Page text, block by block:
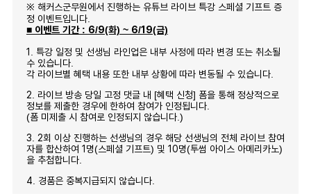
※ 해커스군무원에서 진행하는 유튜브 라이브 특강 스페셜 기프트 증
정 이벤트입니다.
■ 이벤트 기간 : 6/9(화) ~ 6/19(금)
1. 특강 일정 및 선생님 라인업은 내부 사정에 따라 변경 또는 취소될
수 있습니다.
각 라이브별 혜택 내용 또한 내부 상황에 따라 변동될 수 있습니다.
2. 라이브 방송 당일 고정 댓글 내 [혜택 신청] 폼을 통해 정상적으로
정보를 제출한 경우에 한하여 참여가 인정됩니다.
(폼 미제출 시 참여로 인정되지 않습니다.)
3. 2회 이상 진행하는 선생님의 경우 해당 선생님의 전체 라이브 참여
자를 합산하여 1명(스페셜 기프트) 및 10명(투썸 아이스 아메리카노)
을 추첨합니다.
4. 경품은 중복지급되지 않습니다.